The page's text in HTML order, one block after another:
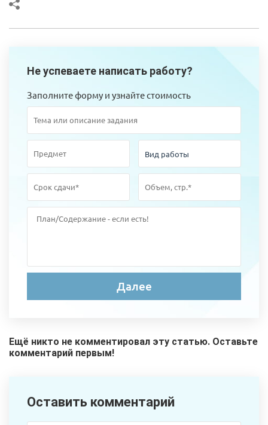
Не успеваете написать работу?
Заполните форму и узнайте стоимость
Ещё никто не комментировал эту статью. Оставьте
комментарий первым!
Оставить комментарий